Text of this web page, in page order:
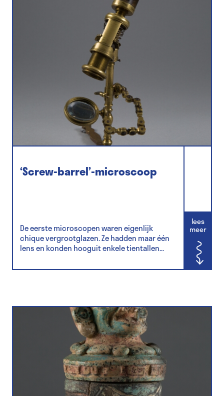
‘Screw-barrel’-microscoop
De eerste microscopen waren eigenlijk
chique vergrootglazen. Ze hadden maar één
lens en konden hooguit enkele tientallen...
lees
meer